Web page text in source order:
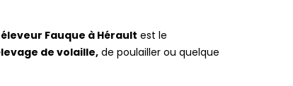
éleveur Fauque à Hérault est le
de volaille, de poulailler ou quelque